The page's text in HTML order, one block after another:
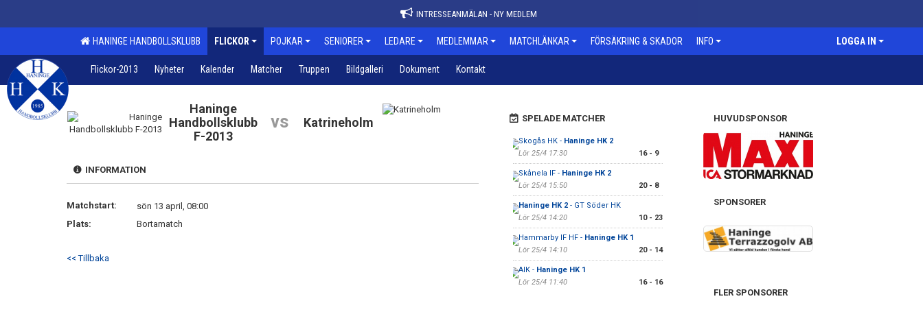
INTRESSEANMÄLAN - NY MEDLEM
HANINGE HANDBOLLSKLUBB FLICKOR POJKAR SENIORER LEDARE MEDLEMMAR MATCHLÄNKAR FÖRSÄKRING & SKADOR INFO LOGGA IN
Flickor-2013 Nyheter Kalender Matcher Truppen Bildgalleri Dokument Kontakt
Haninge
Handbollsklubb
F-2013
vs Katrineholm
INFORMATION
Matchstart:
sön 13 april, 08:00
Plats:
Bortamatch
<< Tillbaka
SPELADE MATCHER
Skogås HK - Haninge HK 2
Lör 25/4 17:30
16 - 9
Skånela IF - Haninge HK 2
Lör 25/4 15:50
20 - 8
Haninge HK 2- GT Söder HK
Lör 25/4 14:20
10 - 23
Hammarby IF HF - Haninge HK 1
Lör 25/4 14:10
20 - 14
AIK - Haninge HK 1
Lör 25/4 11:40
16 - 16
HUVUDSPONSOR
SPONSORER
FLER SPONSORER